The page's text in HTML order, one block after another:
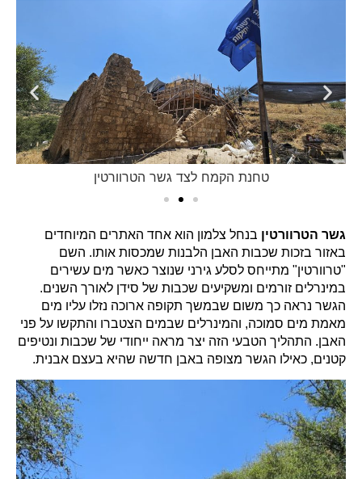
הקמח לצד גשר הטרוורטין
גשר הטרוורטין בנחל צלמון הוא אחד האתרים המיוחדים
באזור בזכות שכבות האבן הלבנות שמכסות אותו. השם
"טרוורטין" מתייחס לסלע גירני שנוצר כאשר מים עשירים
במינרלים זורמים ומשקיעים שכבות של סידן לאורך השנים.
הגשר נראה כך משום שבמשך תקופה ארוכה נזלו עליו מים
מאמת מים סמוכה, והמינרלים שבמים הצטברו והתקשו על פני
האבן. התהליך הטבעי הזה יצר מראה ייחודי של שכבות ונטיפים
קטנים, כאילו הגשר מצופה באבן חדשה שהיא בעצם אבנית.